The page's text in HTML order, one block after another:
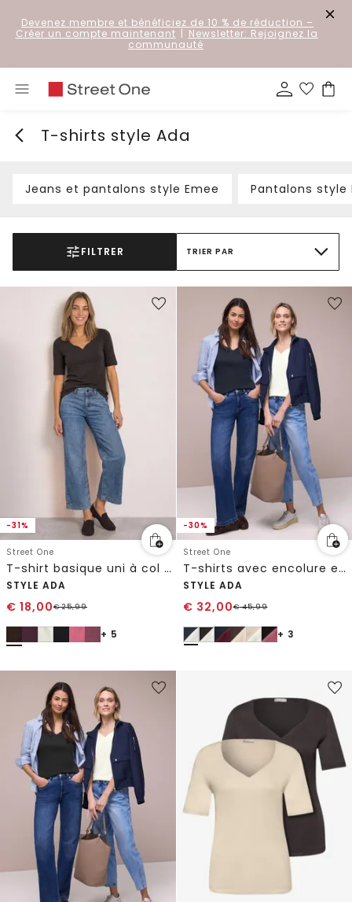
Devenez membre et bénéficiez de 10 % de réduction –
Créer un compte maintenant | Newsletter: Rejoignez la
communauté
T-shirts style Ada
Jeans et pantalons style Emee Pantalons style
FILTRER TRIER PAR
-31%
Street One
T-shirt basique uni à col cœur
STYLE ADA
€ 18,00€25,99
+ 5
-30%
Street One
T-shirts avec encolure en cœur en pack de 2
STYLE ADA
€ 32,00€45,99
+ 3